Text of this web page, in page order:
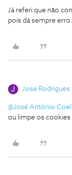
Já referi que não
pois dá sempre erro.
Jose Rodrigues
@José António
ou limpe os cookies